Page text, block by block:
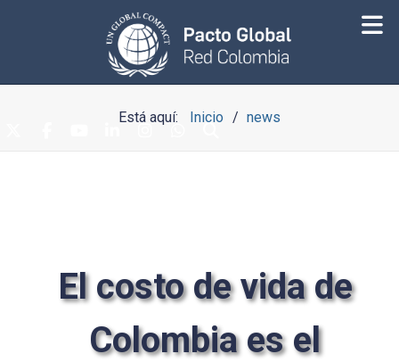
Está aquí: Inicio news
El costo de vida de
Colombia es el